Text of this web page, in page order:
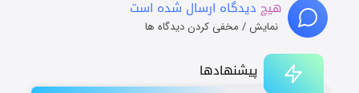
پیشنهادها
هیچ دیدگاه ارسال شده است
نمایش / مخفی کردن دیدگاه ها